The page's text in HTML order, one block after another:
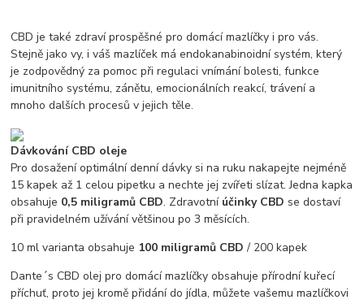
CBD je také zdraví prospěšné pro domácí mazlíčky i pro vás.
Stejně jako vy, i váš mazlíček má endokanabinoidní systém, který
je zodpovědný za pomoc při regulaci vnímání bolesti, funkce
imunitního systému, zánětu, emocionálních reakcí, trávení a
mnoho dalších procesů v jejich těle.
Dávkování CBD oleje
Pro dosažení optimální denní dávky si na ruku nakapejte nejméně
15 kapek až 1 celou pipetku a nechte jej zvířeti slízat. Jedna kapka
obsahuje 0,5 miligramů CBD. Zdravotní účinky CBD se dostaví
při pravidelném užívání většinou po 3 měsících.
10 ml varianta obsahuje 100 miligramů CBD / 200 kapek
Dante´s CBD olej pro domácí mazlíčky obsahuje přírodní kuřecí
příchuť, proto jej kromě přidání do jídla, můžete vašemu mazlíčkovi